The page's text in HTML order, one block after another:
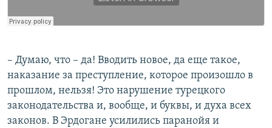
– Думаю, что – да! Вводить новое, да еще такое,
наказание за преступление, которое произошло в
прошлом, нельзя! Это нарушение турецкого
законодательства и, вообще, и буквы, и духа всех
законов. В Эрдогане усилились паранойя и